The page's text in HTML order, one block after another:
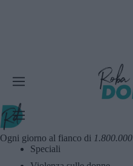
Ogni giorno al fianco di 1.800.000
Speciali